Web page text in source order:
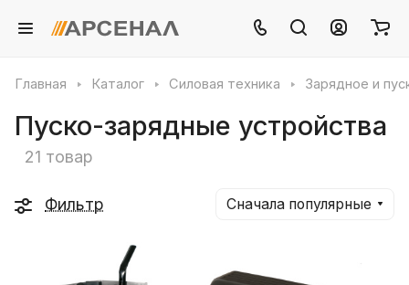
Главная Каталог Силовая техника Зарядное и
Пуско-зарядные устройства
21 товар
Фильтр Сначала популярные